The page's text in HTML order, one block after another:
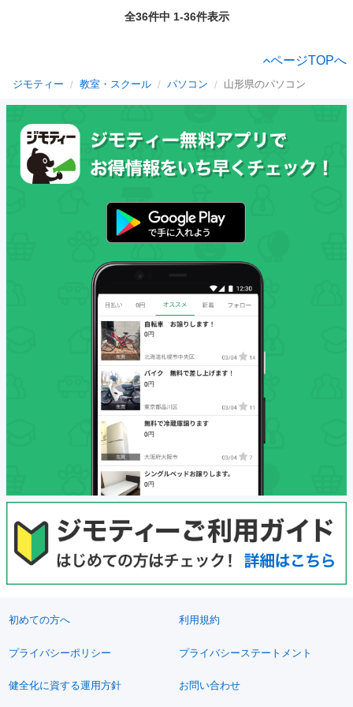
全36件中 1-36件表示
ページTOPへ
ジモティー 教室・スクール パソコン 山形県のパソコン
初めての方へ 利用規約
プライバシーポリシー プライバシーステートメント
健全化に資する運用方針 お問い合わせ